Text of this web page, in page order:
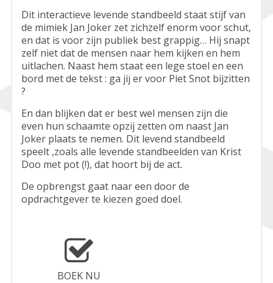
Dit interactieve levende standbeeld staat stijf van
de mimiek Jan Joker zet zichzelf enorm voor schut,
en dat is voor zijn publiek best grappig… Hij snapt
zelf niet dat de mensen naar hem kijken en hem
uitlachen. Naast hem staat een lege stoel en een
bord met de tekst : ga jij er voor Piet Snot bijzitten
?
En dan blijken dat er best wel mensen zijn die
even hun schaamte opzij zetten om naast Jan
Joker plaats te nemen. Dit levend standbeeld
speelt ,zoals alle levende standbeelden van Krist
Doo met pot (!), dat hoort bij de act.
De opbrengst gaat naar een door de
opdrachtgever te kiezen goed doel.
BOEK NU